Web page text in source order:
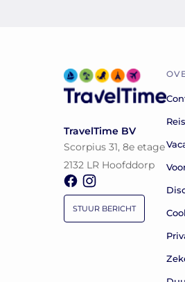
TravelTime BV
Scorpius 31, 8e etage
2132 LR Hoofddorp
STUUR BERICHT